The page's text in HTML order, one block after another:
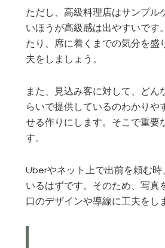
ただし、高級料理店はサンプル
いほうが高級感は出やすいです
たり、席に着くまでの気分を盛
夫をしましょう。
また、見込み客に対して、どん
らいで提供しているのわかりや
せる作りにします。そこで重要
す。
Uberやネット上で出前を頼む時
いるはずです。そのため、写真
口のデザインや導線に工夫をし